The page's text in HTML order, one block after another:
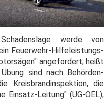
werde von
Feuerwehr-Hilfeleistungs-
angefordert, heißt
sind nach Behörden-
Kreisbrandinspektion, die
Einsatz-Leitung" (UG-ÖEL),